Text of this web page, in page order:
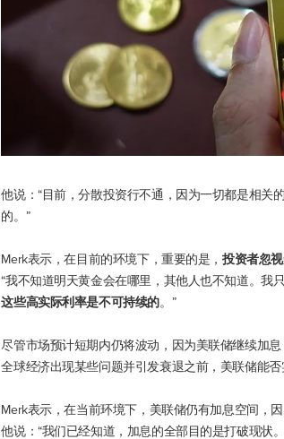
他说：“目前，分散投资行不通，因为一切都是相关
的。”
Merk表示，在目前的环境下，重要的是，投资者忽
“我不知道明天黄金会在哪里，其他人也不知道。我
这些高实际利率是不可持续的。”
尽管市场预计短期内仍将波动，因为美联储继续加
全球经济出现某些问题并引发衰退之前，美联储能否
Merk表示，在当前环境下，美联储仍有加息空间，
他说：“我们已经知道，加息的全部目的是打破现状